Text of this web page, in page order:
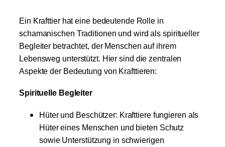
Ein Krafttier hat eine bedeutende Rolle in
schamanischen Traditionen und wird als spiritueller
Begleiter betrachtet, der Menschen auf ihrem
Lebensweg unterstützt. Hier sind die zentralen
Aspekte der Bedeutung von Krafttieren:
Spirituelle Begleiter
Hüter und Beschützer: Krafttiere fungieren als
Hüter eines Menschen und bieten Schutz
sowie Unterstützung in schwierigen